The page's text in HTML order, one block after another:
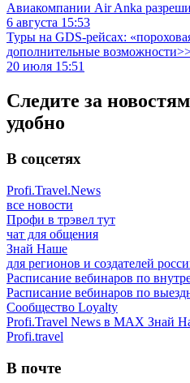
Авиакомпании Air Anka
6 августа 15:53
Туры на GDS-рейсах:
дополнительные
20 июля 15:51
Следите за
удобно
В соцсетях
Profi.Travel.News
все новости
Профи в трэвел тут
чат для общения
Знай Наше
для регионов и создателей
Расписание вебинаров по
Расписание вебинаров по
Сообщество Loyalty
Profi.Travel News в MAX Знай
Profi.travel
В почте